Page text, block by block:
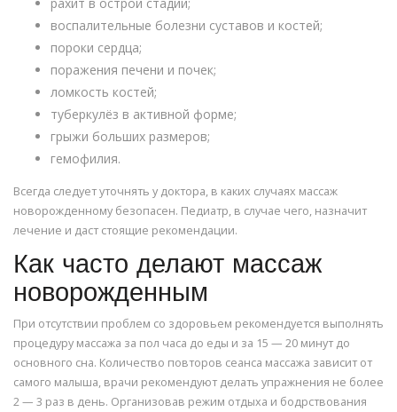
воспалительные болезни суставов и костей;
пороки сердца;
поражения печени и почек;
ломкость костей;
туберкулёз в активной форме;
грыжи больших размеров;
гемофилия.
Всегда следует уточнять у доктора, в каких случаях массаж
новорожденному безопасен. Педиатр, в случае чего, назначит
лечение и даст стоящие рекомендации.
Как часто делают массаж
новорожденным
При отсутствии проблем со здоровьем рекомендуется выполнять
процедуру массажа за пол часа до еды и за 15 — 20 минут до
основного сна. Количество повторов сеанса массажа зависит от
самого малыша, врачи рекомендуют делать упражнения не более
2 — 3 раз в день. Организовав режим отдыха и бодрствования